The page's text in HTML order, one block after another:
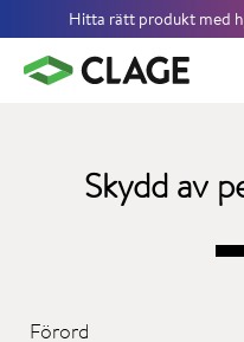
Hitta rätt produkt med
Skydd av
Förord